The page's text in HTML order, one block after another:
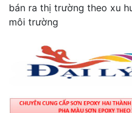
bán ra thị trường theo xu
môi trường